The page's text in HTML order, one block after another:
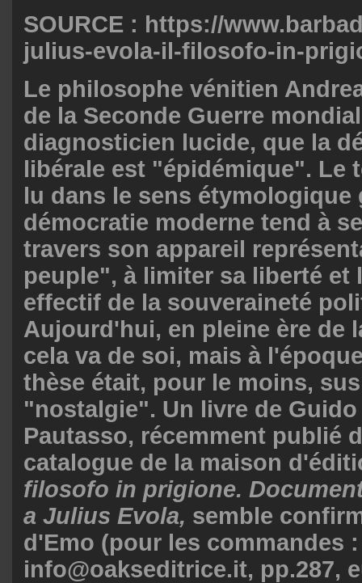
SOURCE : https://
julius-evola-il-filosofo-in-
Le philosophe vénitien
de la Seconde Guerre
diagnosticien lucide, que la
libérale est "épidémique". Le
lu dans le sens étymologique
démocratie moderne tend à
travers son appareil
peuple", à limiter sa liberté et
effectif de la souveraineté
Aujourd'hui, en pleine ère de
cela va de soi, mais à
thèse était, pour le moins,
"nostalgie". Un livre de Guido
Pautasso, récemment publié
catalogue de la maison
filosofo in prigione.
a Julius Evola, semble
d'Emo (pour les commandes :
info@oakseditrice.it, pp.287,